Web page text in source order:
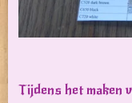
Tijdens het maken